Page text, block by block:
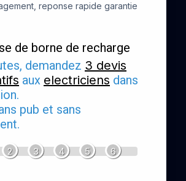
reponse rapide garantie
de borne de recharge
demandez 3 devis
aux electriciens dans
pub et sans
2 3 4 5 6